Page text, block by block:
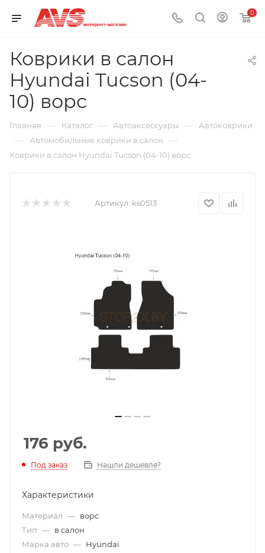
0
Коврики в салон
Hyundai Tucson (04-
10) ворс
Главная — Каталог — Автоаксессуары — Автоковрики
— Автомобильные коврики в салон —
Коврики в салон Hyundai Tucson (04-10) ворс
Артикул: ks0513
176 руб.
Под заказ Нашли дешевле?
Характеристики
Материал — ворс
Тип — в салон
Марка авто — Hyundai